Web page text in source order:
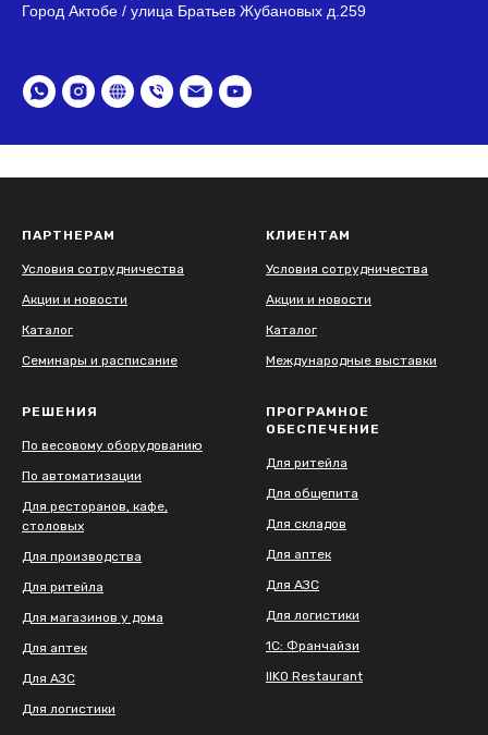
Город Актобе / улица Братьев Жубановых д.259
ПАРТНЕРАМ
Условия сотрудничества
Акции и новости
Каталог
Семинары и расписание
КЛИЕНТАМ
Условия сотрудничества
Акции и новости
Каталог
Международные выставки
РЕШЕНИЯ
По весовому оборудованию
По автоматизации
Для ресторанов, кафе,
столовых
Для производства
Для ритейла
Для магазинов у дома
Для аптек
Для АЗС
Для логистики
ПРОГРАМНОЕ
ОБЕСПЕЧЕНИЕ
Для ритейла
Для общепита
Для складов
Для аптек
Для АЗС
Для логистики
1С: Франчайзи
IIKO Restaurant